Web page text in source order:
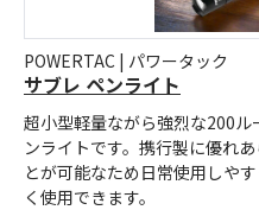
POWERTAC | パワータック
サブレ ペンライト
超小型軽量ながら強烈な200
ンライトです。携行製に優れ
とが可能なため日常使用しや
く使用できます。